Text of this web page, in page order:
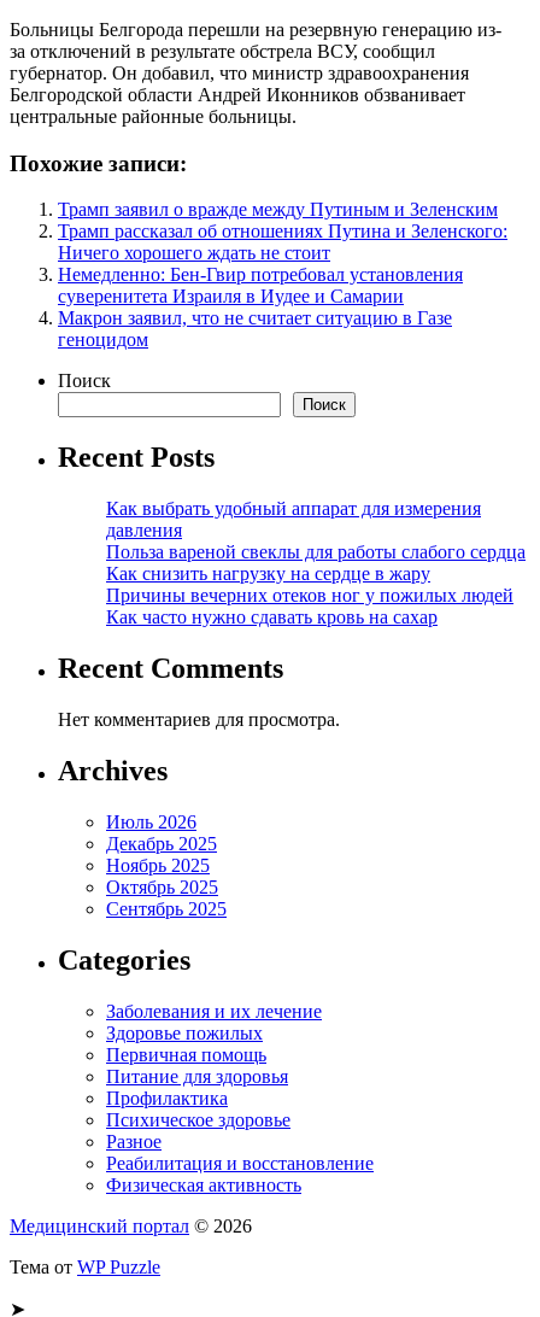
Больницы Белгорода перешли на резервную генерацию из-
за отключений в результате обстрела ВСУ, сообщил
губернатор. Он добавил, что министр здравоохранения
Белгородской области Андрей Иконников обзванивает
центральные районные больницы.
Похожие записи:
Трамп заявил о вражде между Путиным и Зеленским
Трамп рассказал об отношениях Путина и Зеленского:
Ничего хорошего ждать не стоит
Немедленно: Бен-Гвир потребовал установления
суверенитета Израиля в Иудее и Самарии
Макрон заявил, что не считает ситуацию в Газе
геноцидом
Поиск
Поиск
Recent Posts
Как выбрать удобный аппарат для измерения
давления
Польза вареной свеклы для работы слабого сердца
Как снизить нагрузку на сердце в жару
Причины вечерних отеков ног у пожилых людей
Как часто нужно сдавать кровь на сахар
Recent Comments
Нет комментариев для просмотра.
Archives
Июль 2026
Декабрь 2025
Ноябрь 2025
Октябрь 2025
Сентябрь 2025
Categories
Заболевания и их лечение
Здоровье пожилых
Первичная помощь
Питание для здоровья
Профилактика
Психическое здоровье
Разное
Реабилитация и восстановление
Физическая активность
Медицинский портал © 2026
Тема от WP Puzzle
➤